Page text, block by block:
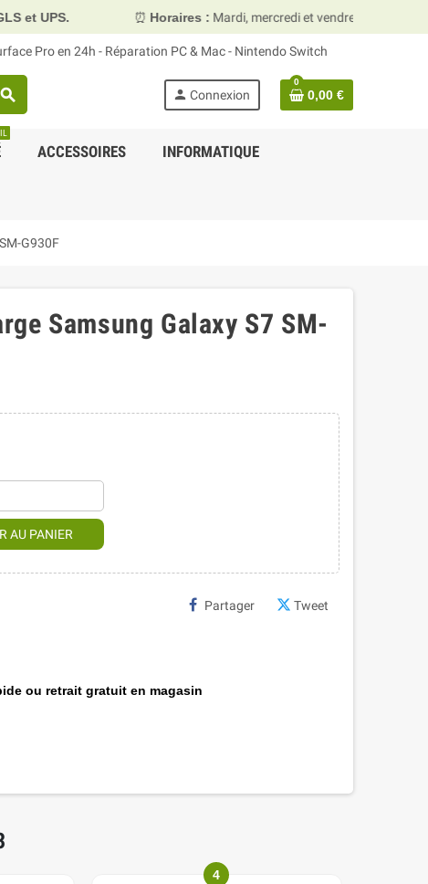
⏰Horaires : Mardi, mercredi et vendredi 10h00–13h30 &
Pro en 24h - Réparation PC & Mac - Nintendo Switch
search person Connexion
0
0,00 €
ACCESSOIRES INFORMATIQUE
G930F
Samsung Galaxy S7 SM-
AU PANIER
Partager Tweet
ou retrait gratuit en magasin
4